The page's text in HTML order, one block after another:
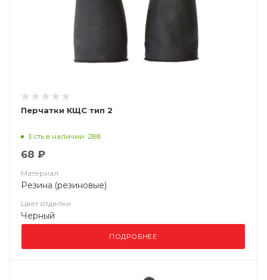
Перчатки КЩС тип 2
Есть в наличии: 288
68 ₽
Материал
Резина (резиновые)
Цвет отделки
Черный
ПОДРОБНЕЕ